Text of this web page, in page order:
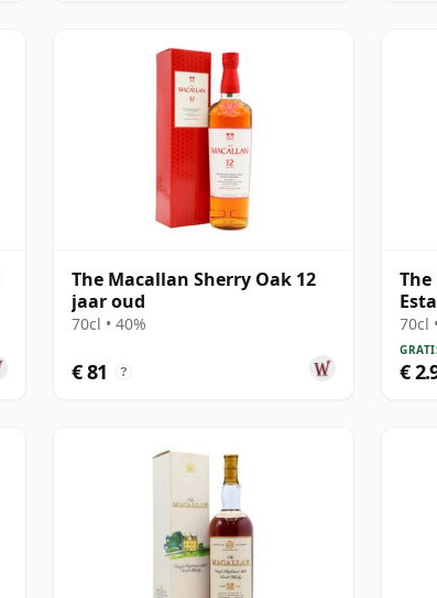
The Macallan Sherry Oak 12
jaar oud
70cl • 40%
€ 81 ?
70cl
€